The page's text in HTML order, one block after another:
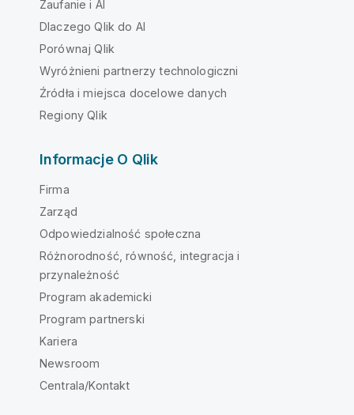
Zaufanie i AI
Dlaczego Qlik do AI
Porównaj Qlik
Wyróżnieni partnerzy technologiczni
Źródła i miejsca docelowe danych
Regiony Qlik
Informacje O Qlik
Firma
Zarząd
Odpowiedzialność społeczna
Różnorodność, równość, integracja i
przynależność
Program akademicki
Program partnerski
Kariera
Newsroom
Centrala/Kontakt